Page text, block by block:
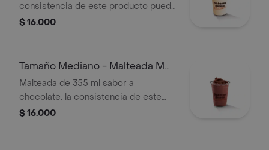
consistencia de este producto puede
variar debido al tiempo de entrega.
$ 16.000
Tamaño Mediano - Malteada M
De Chocolate
Malteada de 355 ml sabor a
chocolate. la consistencia de este
producto puede variar debido al
$ 16.000